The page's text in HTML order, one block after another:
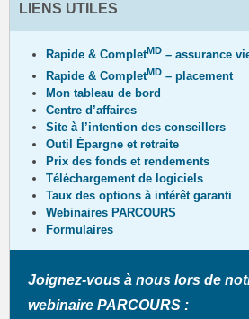
LIENS UTILES
Rapide & CompletMD – assurance
Rapide & CompletMD – placement
Mon tableau de bord
Centre d’affaires
Site à l’intention des conseillers
Outil Épargne et retraite
Prix des fonds et rendements
Téléchargement de logiciels
Taux des options à intérêt garanti
Webinaires PARCOURS
Formulaires
Joignez-vous à nous lors de
webinaire PARCOURS :